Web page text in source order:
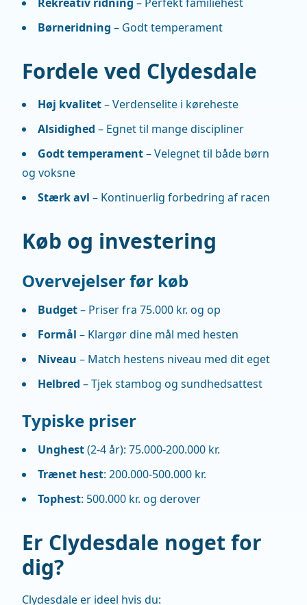
Børneridning – Godt temperament
Fordele ved Clydesdale
Høj kvalitet– Verdenselite i køreheste
Alsidighed – Egnet til mange discipliner
Godt temperament– Velegnet til både børn
og voksne
Stærk avl – Kontinuerlig forbedring af racen
Køb og investering
Overvejelser før køb
Budget– Priser fra 75.000 kr. og op
Formål – Klargør dine mål med hesten
Niveau – Match hestens niveau med dit eget
Helbred – Tjek stambog og sundhedsattest
Typiske priser
Unghest(2-4 år): 75.000-200.000 kr.
Trænet hest: 200.000-500.000 kr.
Tophest: 500.000 kr. og derover
Er Clydesdale noget for
dig?
Clydesdale er ideel hvis du: